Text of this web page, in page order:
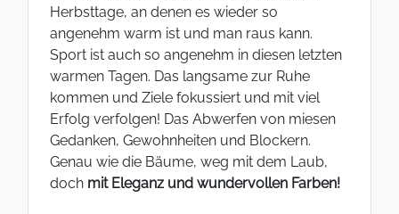
Herbsttage, an denen es wieder so
angenehm warm ist und man raus kann.
Sport ist auch so angenehm in diesen letzten
warmen Tagen. Das langsame zur Ruhe
kommen und Ziele fokussiert und mit viel
Erfolg verfolgen! Das Abwerfen von miesen
Gedanken, Gewohnheiten und Blockern.
Genau wie die Bäume, weg mit dem Laub,
doch mit Eleganz und wundervollen Farben!